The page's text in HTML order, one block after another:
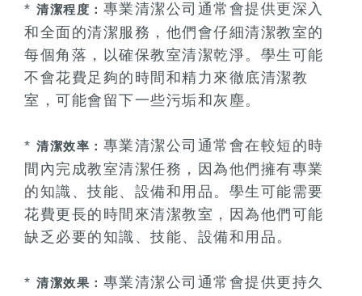
* 清潔程度： 專業清潔公司通常會提供更深入
和全面的清潔服務，他們會仔細清潔教室的
每個角落，以確保教室清潔乾淨。學生可能
不會花費足夠的時間和精力來徹底清潔教
室，可能會留下一些污垢和灰塵。
* 清潔效率： 專業清潔公司通常會在較短的時
間內完成教室清潔任務，因為他們擁有專業
的知識、技能、設備和用品。學生可能需要
花費更長的時間來清潔教室，因為他們可能
缺乏必要的知識、技能、設備和用品。
* 清潔效果： 專業清潔公司通常會提供更持久